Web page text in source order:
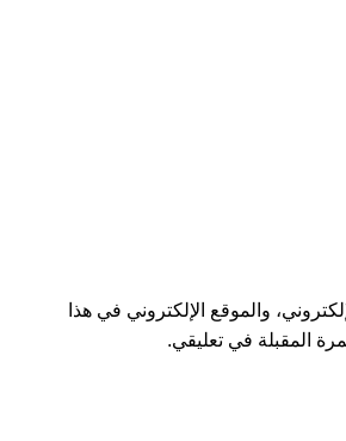
والموقع الإلكتروني في هذا
المقبلة في تعليقي.